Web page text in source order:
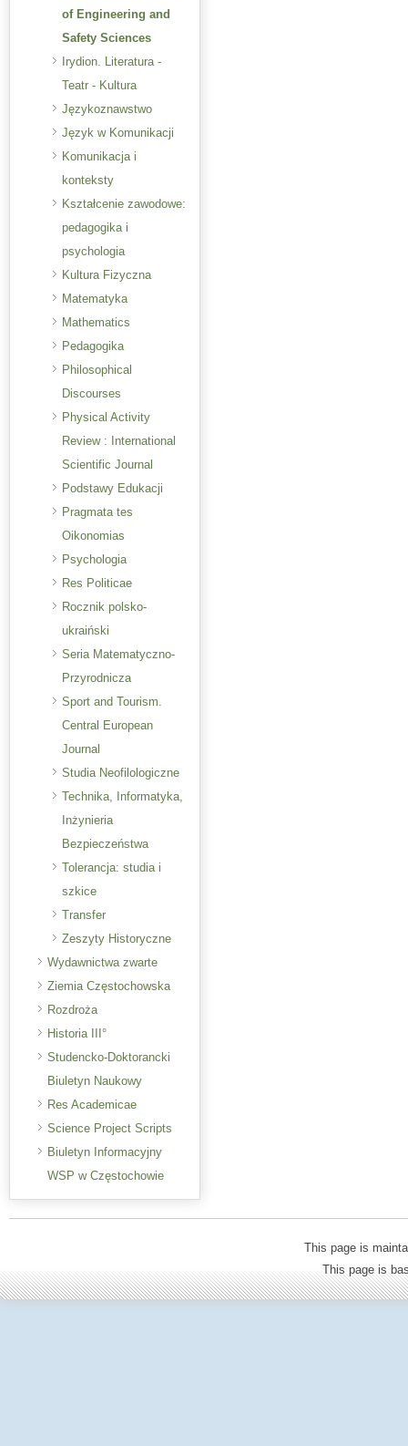
of Engineering and
Safety Sciences
Irydion. Literatura -
Teatr - Kultura
Językoznawstwo
Język w Komunikacji
Komunikacja i
konteksty
Kształcenie zawodowe:
pedagogika i
psychologia
Kultura Fizyczna
Matematyka
Mathematics
Pedagogika
Philosophical
Discourses
Physical Activity
Review : International
Scientific Journal
Podstawy Edukacji
Pragmata tes
Oikonomias
Psychologia
Res Politicae
Rocznik polsko-
ukraiński
Seria Matematyczno-
Przyrodnicza
Sport and Tourism.
Central European
Journal
Studia Neofilologiczne
Technika, Informatyka,
Inżynieria
Bezpieczeństwa
Tolerancja: studia i
szkice
Transfer
Zeszyty Historyczne
Wydawnictwa zwarte
Ziemia Częstochowska
Rozdroża
Historia III°
Studencko-Doktorancki
Biuletyn Naukowy
Res Academicae
Science Project Scripts
Biuletyn Informacyjny
WSP w Częstochowie
This page is
This page is